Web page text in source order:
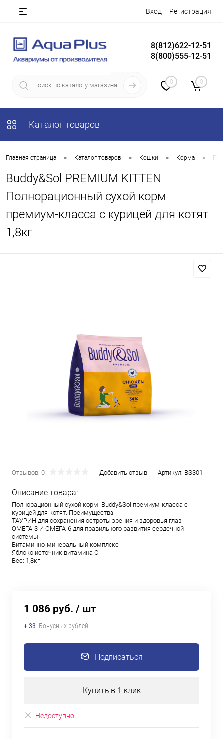
Вход Регистрация
8(812)622-12-51
8(800)555-12-51
0 0
Каталог товаров
Главная страница • Каталог товаров • Кошки • Корма •
Buddy&Sol PREMIUM KITTEN
Полнорационный сухой корм
премиум-класса с курицей для котят
1,8кг
Отзывов: 0 Добавить отзыв Артикул: BS301
Описание товара:
Полнорационный сухой корм Buddy&Sol премиум-класса с
курицей для котят. Преимущества
ТАУРИН для сохранения остроты зрения и здоровья глаз
ОМЕГА-3 И ОМЕГА-6 для правильного развития сердечной
системы
Витаминно-минеральный комплекс
Яблоко источник витамина С
Вес: 1,8кг
1 086 руб. / шт
+ 33 Бонусных рублей
Подписаться
Купить в 1 клик
Недоступно